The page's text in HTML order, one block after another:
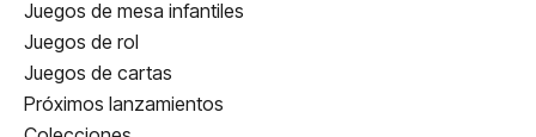
Juegos de mesa infantiles
Juegos de rol
Juegos de cartas
Próximos lanzamientos